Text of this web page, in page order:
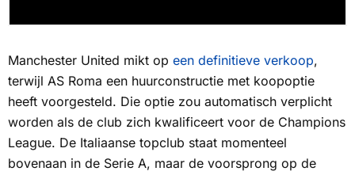
Manchester United mikt op een definitieve verkoop,
terwijl AS Roma een huurconstructie met koopoptie
heeft voorgesteld. Die optie zou automatisch verplicht
worden als de club zich kwalificeert voor de Champions
League. De Italiaanse topclub staat momenteel
bovenaan in de Serie A, maar de voorsprong op de